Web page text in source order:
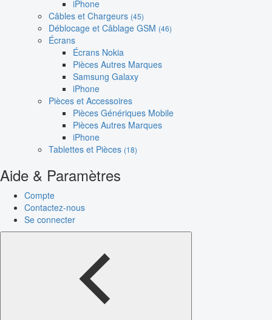
iPhone
Câbles et Chargeurs (45)
Déblocage et Câblage GSM (46)
Écrans
Écrans Nokia
Pièces Autres Marques
Samsung Galaxy
iPhone
Pièces et Accessoires
Pièces Génériques Mobile
Pièces Autres Marques
iPhone
Tablettes et Pièces (18)
Aide & Paramètres
Compte
Contactez-nous
Se connecter